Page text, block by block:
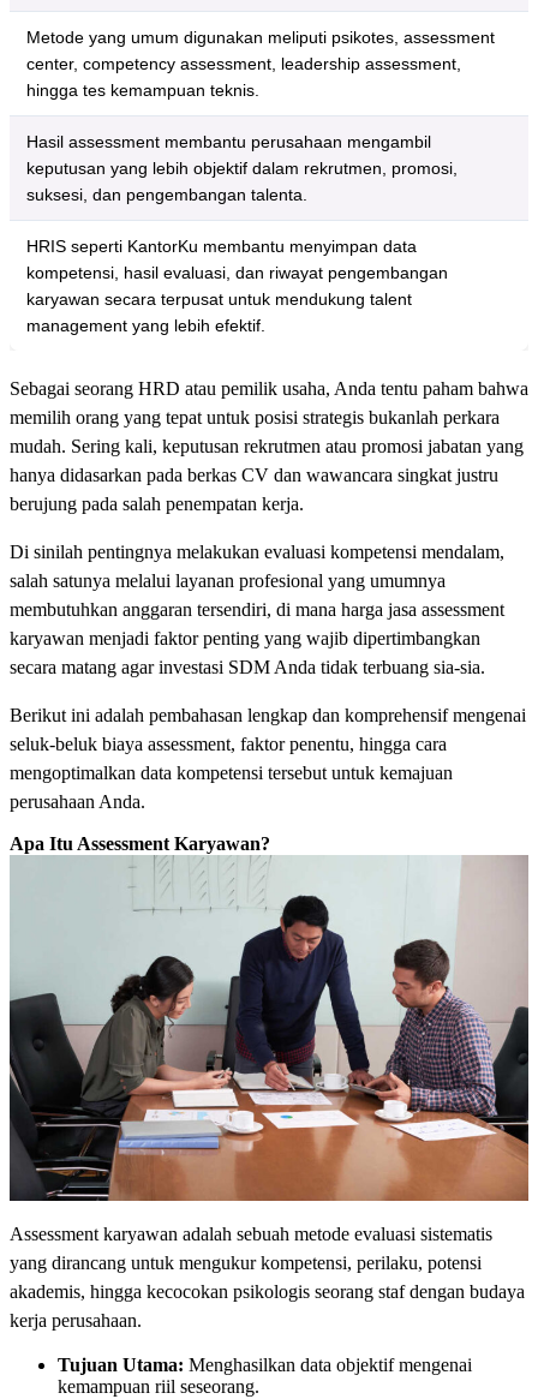
Metode yang umum digunakan meliputi psikotes, assessment
center, competency assessment, leadership assessment,
hingga tes kemampuan teknis.
Hasil assessment membantu perusahaan mengambil
keputusan yang lebih objektif dalam rekrutmen, promosi,
suksesi, dan pengembangan talenta.
HRIS seperti KantorKu membantu menyimpan data
kompetensi, hasil evaluasi, dan riwayat pengembangan
karyawan secara terpusat untuk mendukung talent
management yang lebih efektif.
Sebagai seorang HRD atau pemilik usaha, Anda tentu paham bahwa
memilih orang yang tepat untuk posisi strategis bukanlah perkara
mudah. Sering kali, keputusan rekrutmen atau promosi jabatan yang
hanya didasarkan pada berkas CV dan wawancara singkat justru
berujung pada salah penempatan kerja.
Di sinilah pentingnya melakukan evaluasi kompetensi mendalam,
salah satunya melalui layanan profesional yang umumnya
membutuhkan anggaran tersendiri, di mana harga jasa assessment
karyawan menjadi faktor penting yang wajib dipertimbangkan
secara matang agar investasi SDM Anda tidak terbuang sia-sia.
Berikut ini adalah pembahasan lengkap dan komprehensif mengenai
seluk-beluk biaya assessment, faktor penentu, hingga cara
mengoptimalkan data kompetensi tersebut untuk kemajuan
perusahaan Anda.
Apa Itu Assessment Karyawan?
Assessment karyawan adalah sebuah metode evaluasi sistematis
yang dirancang untuk mengukur kompetensi, perilaku, potensi
akademis, hingga kecocokan psikologis seorang staf dengan budaya
kerja perusahaan.
Tujuan Utama: Menghasilkan data objektif mengenai
kemampuan riil seseorang.